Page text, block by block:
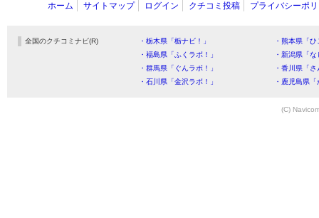
ホーム サイトマップ ログイン クチコミ投稿 プライバシーポ
全国のクチコミナビ(R) ・栃木県「栃ナビ！」
・熊本県「
・福島県「ふくラボ！」
・新潟県「
・群馬県「ぐんラボ！」
・香川県「
・石川県「金沢ラボ！」
・鹿児島県
(C)